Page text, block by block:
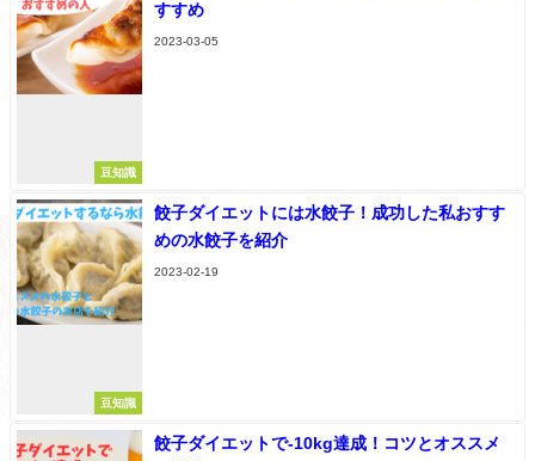
豆知識
すすめ
2023-03-05
豆知識
餃子ダイエットには水餃子！成功した私おすす
めの水餃子を紹介
2023-02-19
餃子ダイエットで-10kg達成！コツとオススメ